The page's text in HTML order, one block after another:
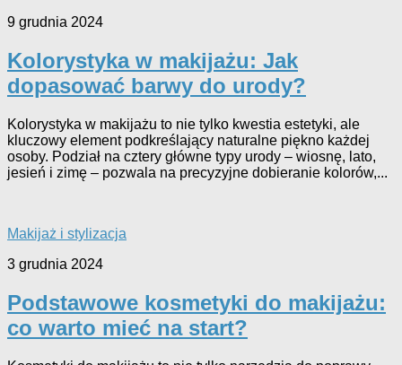
9 grudnia 2024
Kolorystyka w makijażu: Jak
dopasować barwy do urody?
Kolorystyka w makijażu to nie tylko kwestia estetyki, ale
kluczowy element podkreślający naturalne piękno każdej
osoby. Podział na cztery główne typy urody – wiosnę, lato,
jesień i zimę – pozwala na precyzyjne dobieranie kolorów,...
Makijaż i stylizacja
3 grudnia 2024
Podstawowe kosmetyki do makijażu:
co warto mieć na start?